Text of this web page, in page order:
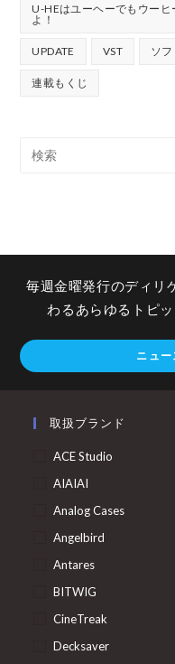
U-HEはユーヘーでもウー
よ！
UPDATE VST ソ
連載もくじ
毎週金曜発行のディリ
わるあらゆるトピ
ニュ
取扱ブランド
ACE Studio
AIAIAI
Analog Cases
Angelbird
Antares
BITWIG
CineTreak
Decksaver